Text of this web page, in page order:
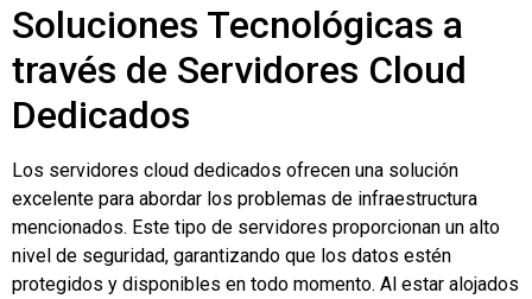
Soluciones Tecnológicas a
través de Servidores Cloud
Dedicados
Los servidores cloud dedicados ofrecen una solución
excelente para abordar los problemas de infraestructura
mencionados. Este tipo de servidores proporcionan un alto
nivel de seguridad, garantizando que los datos estén
protegidos y disponibles en todo momento. Al estar alojados